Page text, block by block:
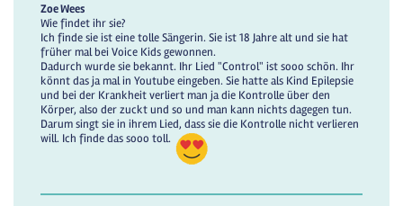
Zoe Wees
Wie findet ihr sie?
Ich finde sie ist eine tolle Sängerin. Sie ist 18 Jahre alt und sie hat
früher mal bei Voice Kids gewonnen.
Dadurch wurde sie bekannt. Ihr Lied "Control" ist sooo schön. Ihr
könnt das ja mal in Youtube eingeben. Sie hatte als Kind Epilepsie
und bei der Krankheit verliert man ja die Kontrolle über den
Körper, also der zuckt und so und man kann nichts dagegen tun.
Darum singt sie in ihrem Lied, dass sie die Kontrolle nicht verlieren
will. Ich finde das sooo toll.